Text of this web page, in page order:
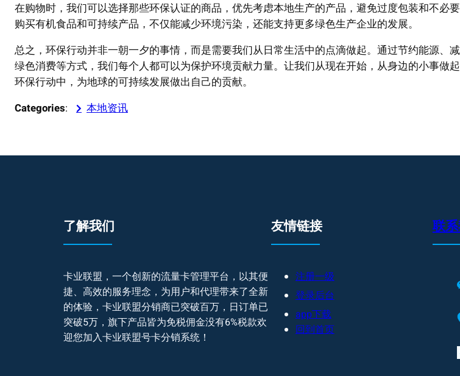
在购物时，我们可以选择那些环保认证的商品，优先考虑本地生产的产品，避免过度包装和不必要
购买有机食品和可持续产品，不仅能减少环境污染，还能支持更多绿色生产企业的发展。
总之，环保行动并非一朝一夕的事情，而是需要我们从日常生活中的点滴做起。通过节约能源、
绿色消费等方式，我们每个人都可以为保护环境贡献力量。让我们从现在开始，从身边的小事做
环保行动中，为地球的可持续发展做出自己的贡献。
Categories: 本地资讯
了解我们
卡业联盟，一个创新的流量卡管理平台，以其便
捷、高效的服务理念，为用户和代理带来了全新
的体验，卡业联盟分销商已突破百万，日订单已
突破5万，旗下产品皆为免税佣金没有6%税款欢
迎您加入卡业联盟号卡分销系统！
友情链接
注册一级
登录后台
app下载
回到首页
联